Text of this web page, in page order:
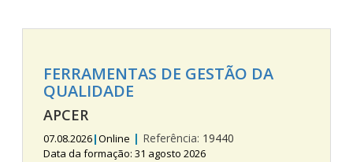
FERRAMENTAS DE GESTÃO DA
QUALIDADE
APCER
07.08.2026|Online | Referência: 19440
Data da formação: 31 agosto 2026